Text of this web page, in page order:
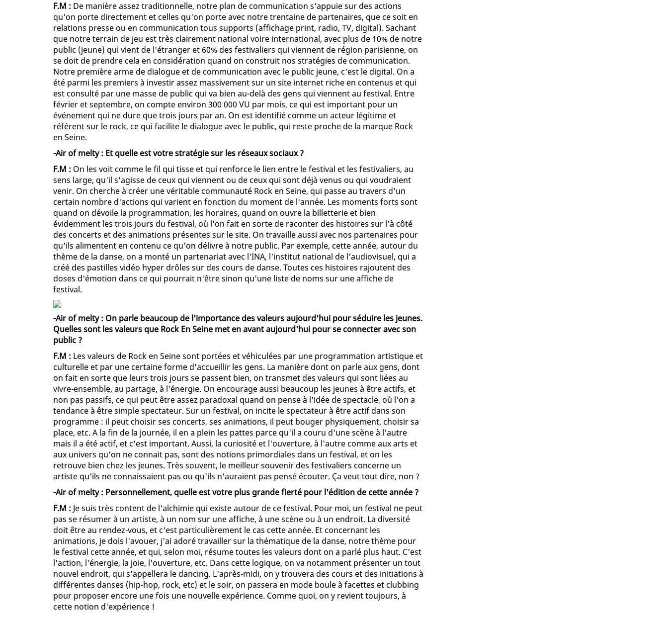
F.M : De manière assez traditionnelle, notre plan de communication s'appuie sur des actions
qu'on porte directement et celles qu'on porte avec notre trentaine de partenaires, que ce soit en
relations presse ou en communication tous supports (affichage print, radio, TV, digital). Sachant
que notre terrain de jeu est très clairement national voire international, avec plus de 10% de notre
public (jeune) qui vient de l'étranger et 60% des festivaliers qui viennent de région parisienne, on
se doit de prendre cela en considération quand on construit nos stratégies de communication.
Notre première arme de dialogue et de communication avec le public jeune, c'est le digital. On a
été parmi les premiers à investir assez massivement sur un site internet riche en contenus et qui
est consulté par une masse de public qui va bien au-delà des gens qui viennent au festival. Entre
février et septembre, on compte environ 300 000 VU par mois, ce qui est important pour un
événement qui ne dure que trois jours par an. On est identifié comme un acteur légitime et
référent sur le rock, ce qui facilite le dialogue avec le public, qui reste proche de la marque Rock
en Seine.
-Air of melty : Et quelle est votre stratégie sur les réseaux sociaux ?
F.M : On les voit comme le fil qui tisse et qui renforce le lien entre le festival et les festivaliers, au
sens large, qu'il s'agisse de ceux qui viennent ou de ceux qui sont déjà venus ou qui voudraient
venir. On cherche à créer une véritable communauté Rock en Seine, qui passe au travers d'un
certain nombre d'actions qui varient en fonction du moment de l'année. Les moments forts sont
quand on dévoile la programmation, les horaires, quand on ouvre la billetterie et bien
évidemment les trois jours du festival, où l'on fait en sorte de raconter des histoires sur l'à côté
des concerts et des animations présentes sur le site. On travaille aussi avec nos partenaires pour
qu'ils alimentent en contenu ce qu'on délivre à notre public. Par exemple, cette année, autour du
thème de la danse, on a monté un partenariat avec l'INA, l'institut national de l'audiovisuel, qui a
créé des pastilles vidéo hyper drôles sur des cours de danse. Toutes ces histoires rajoutent des
doses d'émotion dans ce qui pourrait n'être sinon qu'une liste de noms sur une affiche de
festival.
-Air of melty : On parle beaucoup de l'importance des valeurs aujourd'hui pour séduire les jeunes.
Quelles sont les valeurs que Rock En Seine met en avant aujourd'hui pour se connecter avec son
public ?
F.M : Les valeurs de Rock en Seine sont portées et véhiculées par une programmation artistique et
culturelle et par une certaine forme d'accueillir les gens. La manière dont on parle aux gens, dont
on fait en sorte que leurs trois jours se passent bien, on transmet des valeurs qui sont liées au
vivre-ensemble, au partage, à l'énergie. On encourage aussi beaucoup les jeunes à être actifs, et
non pas passifs, ce qui peut être assez paradoxal quand on pense à l'idée de spectacle, où l'on a
tendance à être simple spectateur. Sur un festival, on incite le spectateur à être actif dans son
programme : il peut choisir ses concerts, ses animations, il peut bouger physiquement, choisir sa
place, etc. A la fin de la journée, il en a plein les pattes parce qu'il a couru d'une scène à l'autre
mais il a été actif, et c'est important. Aussi, la curiosité et l'ouverture, à l'autre comme aux arts et
aux univers qu'on ne connait pas, sont des notions primordiales dans un festival, et on les
retrouve bien chez les jeunes. Très souvent, le meilleur souvenir des festivaliers concerne un
artiste qu'ils ne connaissaient pas ou qu'ils n'auraient pas pensé écouter. Ça veut tout dire, non ?
-Air of melty : Personnellement, quelle est votre plus grande fierté pour l'édition de cette année ?
F.M : Je suis très content de l'alchimie qui existe autour de ce festival. Pour moi, un festival ne peut
pas se résumer à un artiste, à un nom sur une affiche, à une scène ou à un endroit. La diversité
doit être au rendez-vous, et c'est particulièrement le cas cette année. Et concernant les
animations, je dois l'avouer, j'ai adoré travailler sur la thématique de la danse, notre thème pour
le festival cette année, et qui, selon moi, résume toutes les valeurs dont on a parlé plus haut. C'est
l'action, l'énergie, la joie, l'ouverture, etc. Dans cette logique, on va notamment présenter un tout
nouvel endroit, qui s'appellera le dancing. L'après-midi, on y trouvera des cours et des initiations à
différentes danses (hip-hop, rock, etc) et le soir, on passera en mode boule à facettes et clubbing
pour proposer encore une fois une nouvelle expérience. Comme quoi, on y revient toujours, à
cette notion d'expérience !